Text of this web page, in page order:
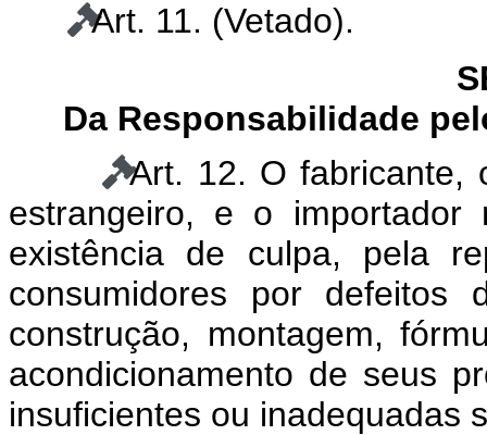
Art. 11. (Vetado).
Da Responsabilidade
Art. 12. O fabricante,
estrangeiro, e o importador
existência de culpa, pela
consumidores por defeitos
construção, montagem,
acondicionamento de seus
insuficientes ou inadequadas